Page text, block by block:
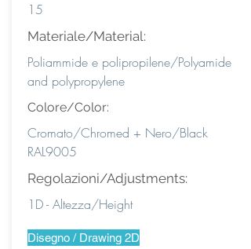
15
Materiale/Material:
Poliammide e polipropilene/Polyamide
and polypropylene
Colore/Color:
Cromato/Chromed + Nero/Black
RAL9005
Regolazioni/Adjustments:
1D - Altezza/Height
Disegno / Drawing 2D